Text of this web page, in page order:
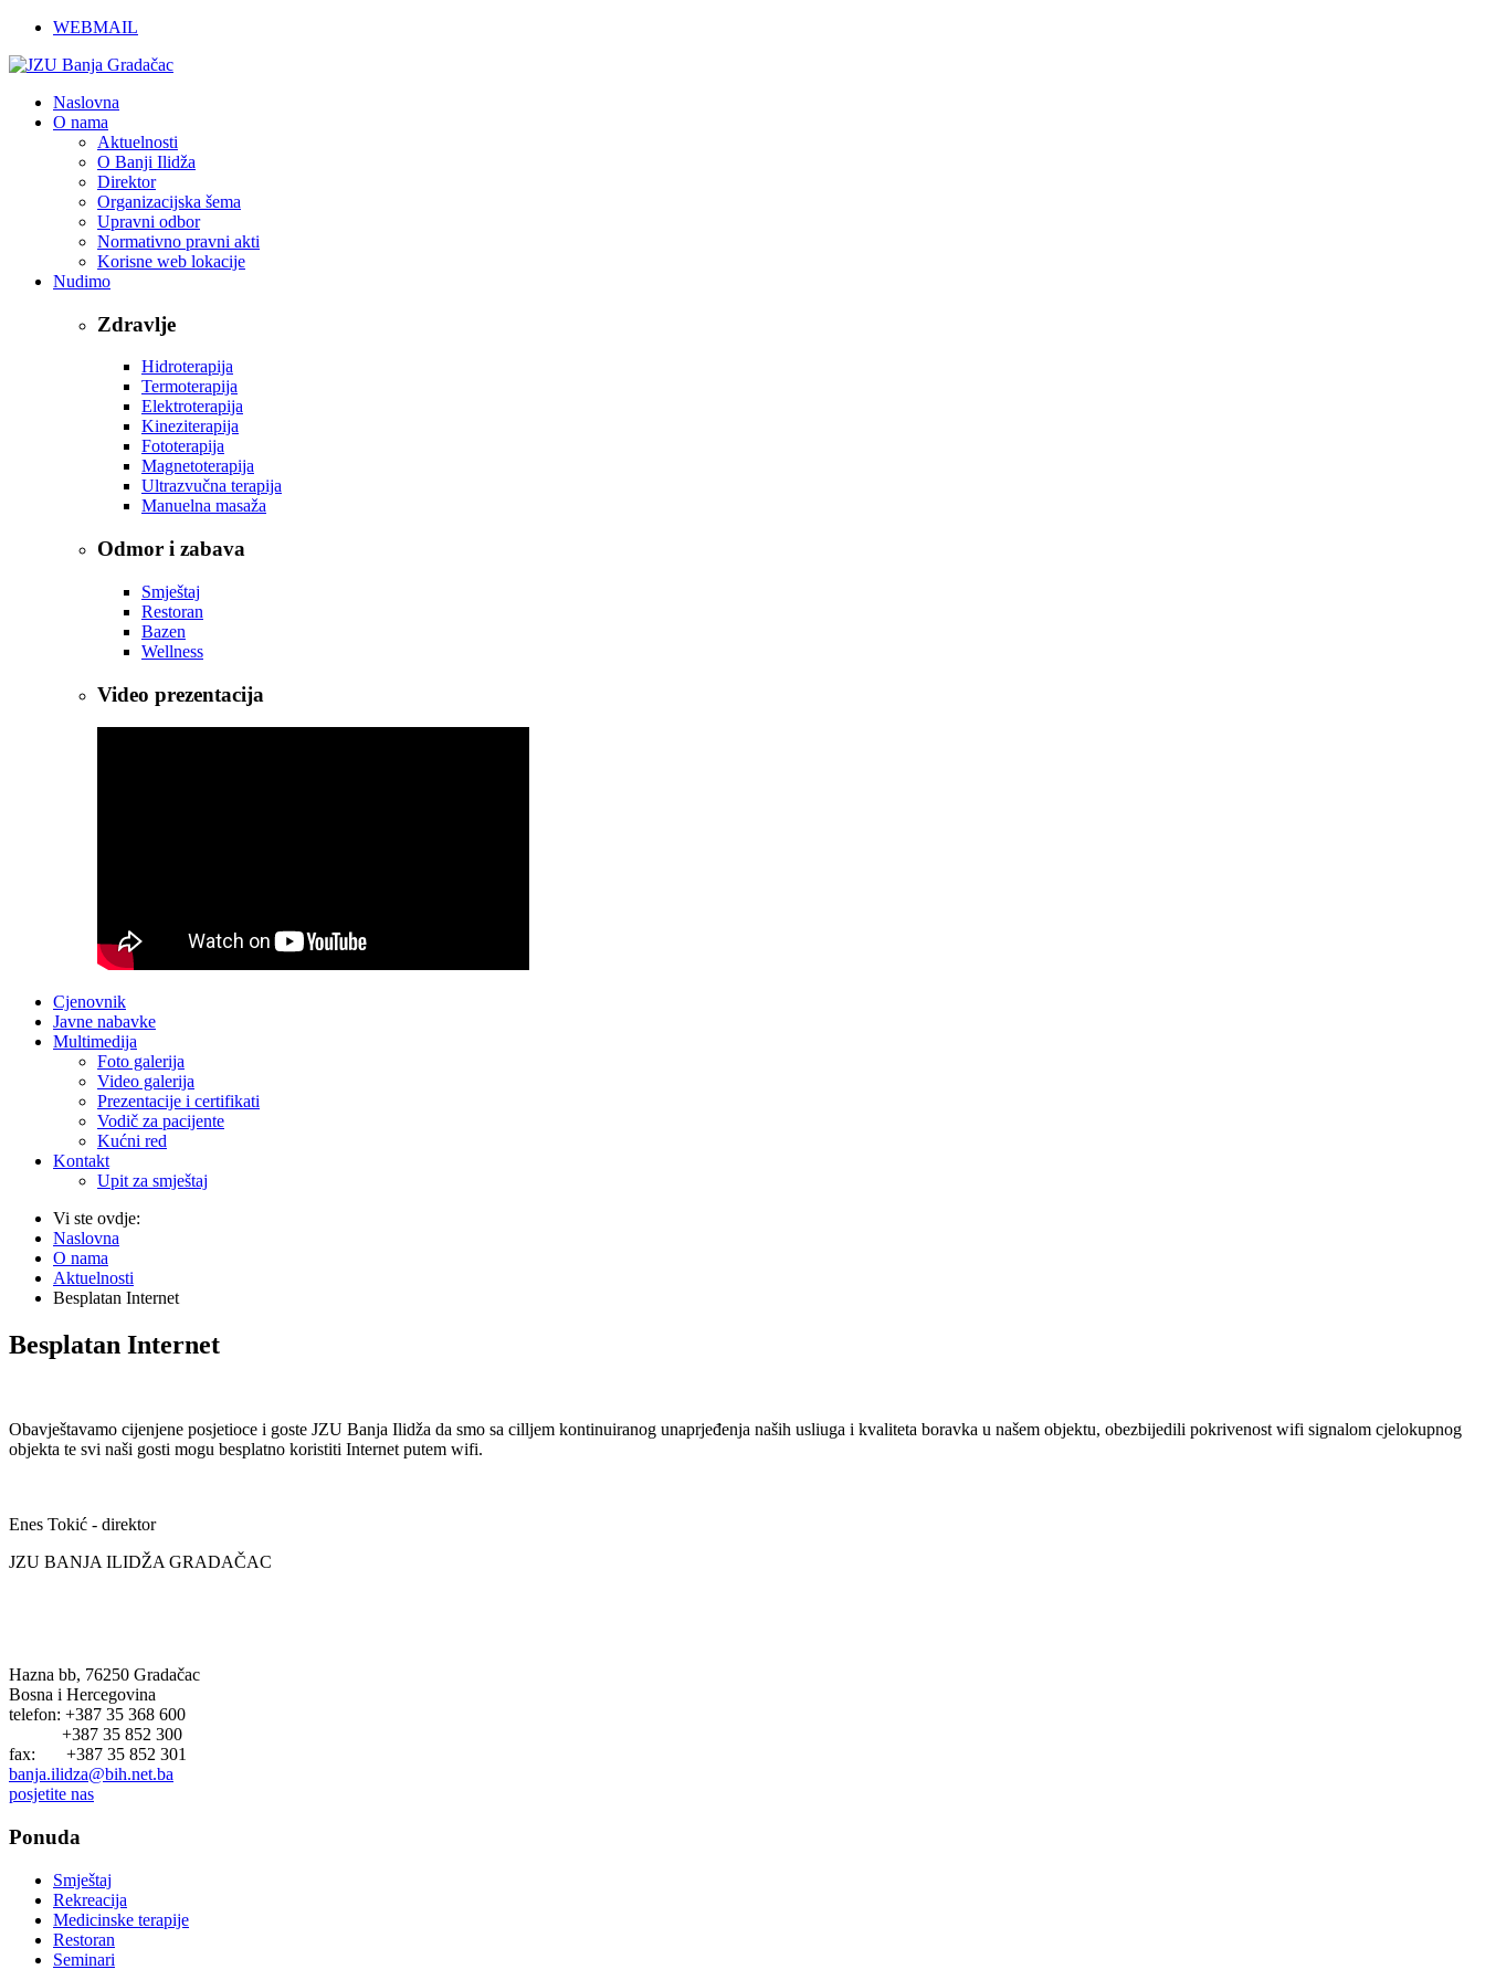
WEBMAIL
Naslovna
O nama
Aktuelnosti
O Banji Ilidža
Direktor
Organizacijska šema
Upravni odbor
Normativno pravni akti
Korisne web lokacije
Nudimo
Zdravlje
Hidroterapija
Termoterapija
Elektroterapija
Kineziterapija
Fototerapija
Magnetoterapija
Ultrazvučna terapija
Manuelna masaža
Odmor i zabava
Smještaj
Restoran
Bazen
Wellness
Video prezentacija
Cjenovnik
Javne nabavke
Multimedija
Foto galerija
Video galerija
Prezentacije i certifikati
Vodič za pacijente
Kućni red
Kontakt
Upit za smještaj
Vi ste ovdje:
Naslovna
O nama
Aktuelnosti
Besplatan Internet
Besplatan Internet
Obavještavamo cijenjene posjetioce i goste JZU Banja Ilidža da smo sa cilljem kontinuiranog unaprjeđenja naših usliuga i kvaliteta boravka u našem objektu, obezbijedili pokrivenost wifi signalom cjelokupnog
objekta te svi naši gosti mogu besplatno koristiti Internet putem wifi.
Enes Tokić - direktor
JZU BANJA ILIDŽA GRADAČAC
Hazna bb, 76250 Gradačac
Bosna i Hercegovina
telefon: +387 35 368 600
+387 35 852 300
fax: +387 35 852 301
banja.ilidza@bih.net.ba
posjetite nas
Ponuda
Smještaj
Rekreacija
Medicinske terapije
Restoran
Seminari